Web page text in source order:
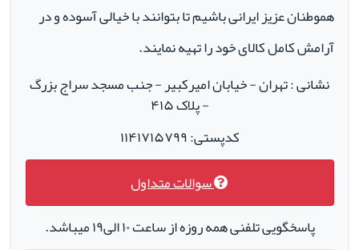
هموطنان عزیز ایرانی باشیم تا بتوانند با خیالی آسوده و در
آرامش کامل کالای خود را تهیه نمایند.
نشانی : تهران - خیابان امیرکبیر - جنب مسجد سراج بزرگ
- پلاک ۴۱۵
کدپستی: ۱۱۴۱۷۱۵۷۹۹
سوالات متداول
پاسخگویی تلفنی همه روزه از ساعت ۱۰ الی۱۹ میباشد.